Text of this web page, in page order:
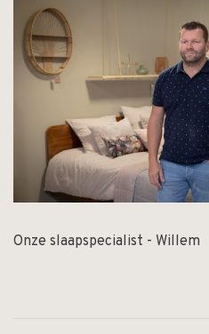
Onze slaapspecialist - Willem